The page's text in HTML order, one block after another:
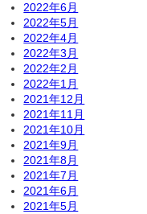
2022年6月
2022年5月
2022年4月
2022年3月
2022年2月
2022年1月
2021年12月
2021年11月
2021年10月
2021年9月
2021年8月
2021年7月
2021年6月
2021年5月